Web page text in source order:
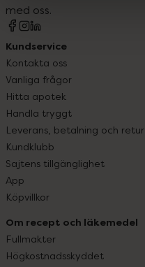
med oss.
Kundservice
Kontakta oss
Vanliga frågor
Hitta apotek
Handla tryggt
Leverans, betalning och retur
Kundklubb
Sajtens tillgänglighet
App
Köpvillkor
Om recept och läkemedel
Fullmakter
Högkostnadsskyddet